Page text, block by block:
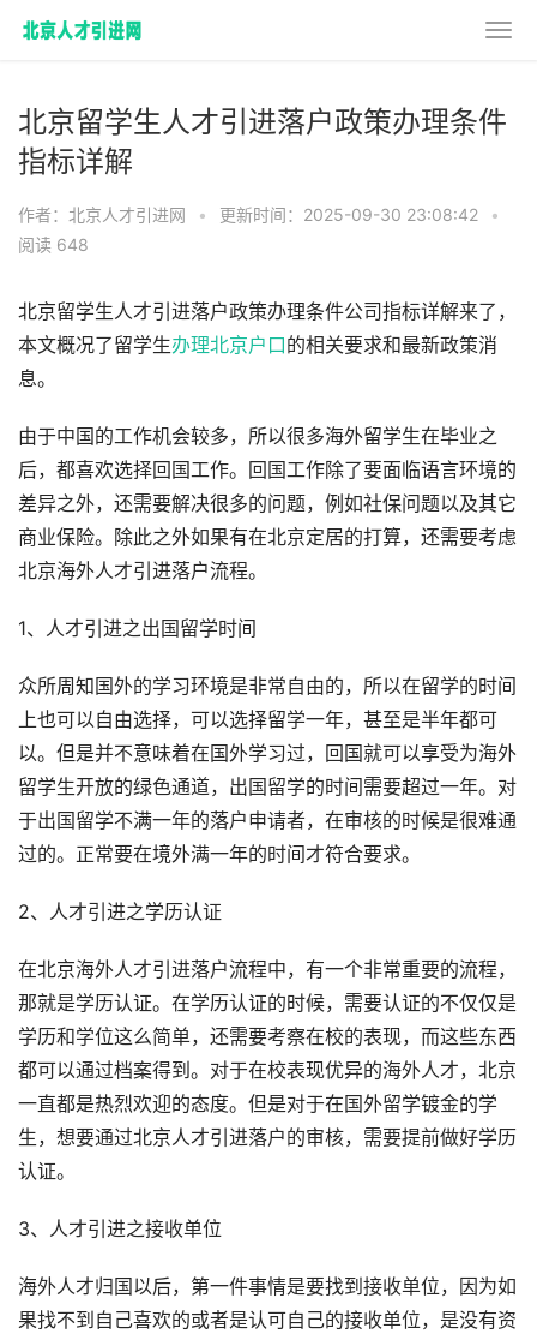
北京留学生人才引进落户政策办理条件
指标详解
作者：北京人才引进网 • 更新时间：2025-09-30 23:08:42
•
阅读 648
北京留学生人才引进落户政策办理条件公司指标详解来了，
本文概况了留学生办理北京户口的相关要求和最新政策消
息。
由于中国的工作机会较多，所以很多海外留学生在毕业之
后，都喜欢选择回国工作。回国工作除了要面临语言环境的
差异之外，还需要解决很多的问题，例如社保问题以及其它
商业保险。除此之外如果有在北京定居的打算，还需要考虑
北京海外人才引进落户流程。
1、人才引进之出国留学时间
众所周知国外的学习环境是非常自由的，所以在留学的时间
上也可以自由选择，可以选择留学一年，甚至是半年都可
以。但是并不意味着在国外学习过，回国就可以享受为海外
留学生开放的绿色通道，出国留学的时间需要超过一年。对
于出国留学不满一年的落户申请者，在审核的时候是很难通
过的。正常要在境外满一年的时间才符合要求。
2、人才引进之学历认证
在北京海外人才引进落户流程中，有一个非常重要的流程，
那就是学历认证。在学历认证的时候，需要认证的不仅仅是
学历和学位这么简单，还需要考察在校的表现，而这些东西
都可以通过档案得到。对于在校表现优异的海外人才，北京
一直都是热烈欢迎的态度。但是对于在国外留学镀金的学
生，想要通过北京人才引进落户的审核，需要提前做好学历
认证。
3、人才引进之接收单位
海外人才归国以后，第一件事情是要找到接收单位，因为如
果找不到自己喜欢的或者是认可自己的接收单位，是没有资